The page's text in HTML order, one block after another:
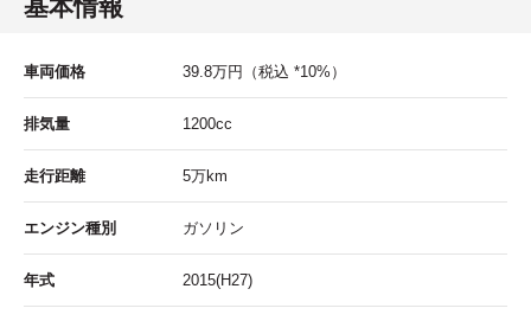
基本情報
車両価格 39.8万円 （税込 *10%）
排気量 1200cc
走行距離 5万km
エンジン種別 ガソリン
年式 2015(H27)